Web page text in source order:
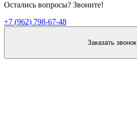
Остались вопросы? Звоните!
+7 (962) 798-67-48
Заказать звонок